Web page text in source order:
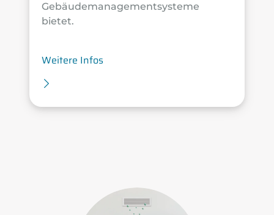
Gebäudemanagementsysteme
bietet.
Weitere Infos